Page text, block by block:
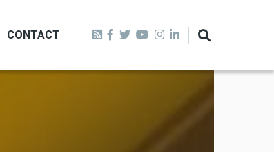
CONTACT